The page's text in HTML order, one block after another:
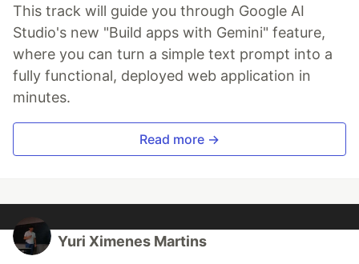
This track will guide you through Google AI
Studio's new "Build apps with Gemini" feature,
where you can turn a simple text prompt into a
fully functional, deployed web application in
minutes.
Read more →
Yuri Ximenes Martins